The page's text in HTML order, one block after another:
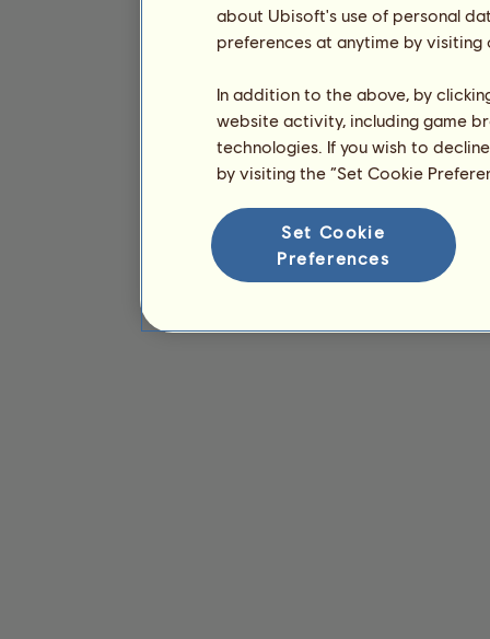
about Ubisoft's use of personal
preferences at anytime by
In addition to the above, by
website activity, including game
technologies. If you wish to
by visiting the “Set Cookie
Set Cookie
Preferences